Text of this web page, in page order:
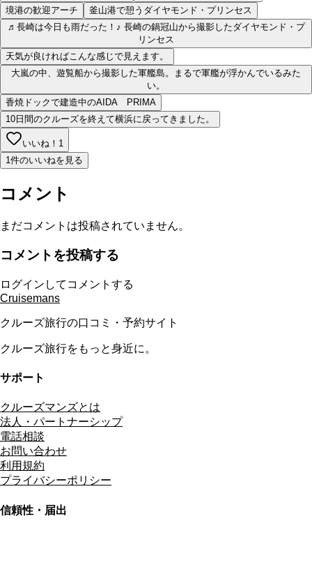
境港の歓迎アーチ
釜山港で憩うダイヤモンド・プリンセス
♬長崎は今日も雨だった！♪ 長崎の鍋冠山から撮影したダイヤモンド・プ
リンセス
天気が良ければこんな感じで見えます。
大嵐の中、遊覧船から撮影した軍艦島。まるで軍艦が浮かんでいるみた
い。
香焼ドックで建造中のAIDA PRIMA
10日間のクルーズを終えて横浜に戻ってきました。
いいね！ 1
1件のいいねを見る
コメント
まだコメントは投稿されていません。
コメントを投稿する
ログインしてコメントする
Cruisemans
クルーズ旅行の口コミ・予約サイト
クルーズ旅行をもっと身近に。
サポート
クルーズマンズとは
法人・パートナーシップ
電話相談
お問い合わせ
利用規約
プライバシーポリシー
信頼性・届出